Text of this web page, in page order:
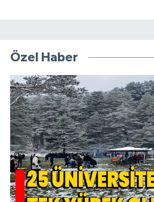
Özel Haber